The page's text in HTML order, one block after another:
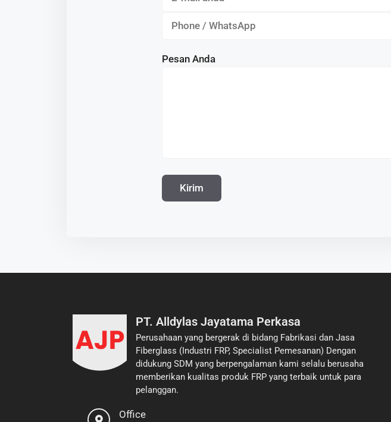
Pesan Anda
PT. Alldylas Jayatama Perkasa
Perusahaan yang bergerak di bidang Fabrikasi dan Jasa
Fiberglass (Industri FRP, Specialist Pemesanan) Dengan
didukung SDM yang berpengalaman kami selalu berusaha
memberikan kualitas produk FRP yang terbaik untuk para
pelanggan.
Office